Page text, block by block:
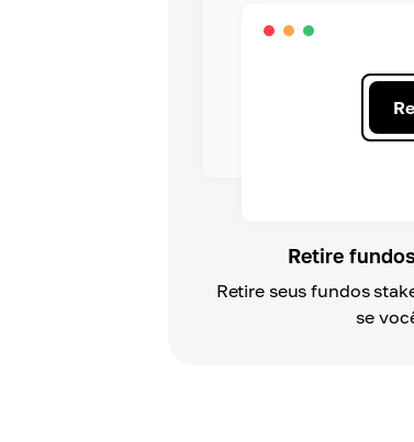
Retire
Retire seus fundos
se